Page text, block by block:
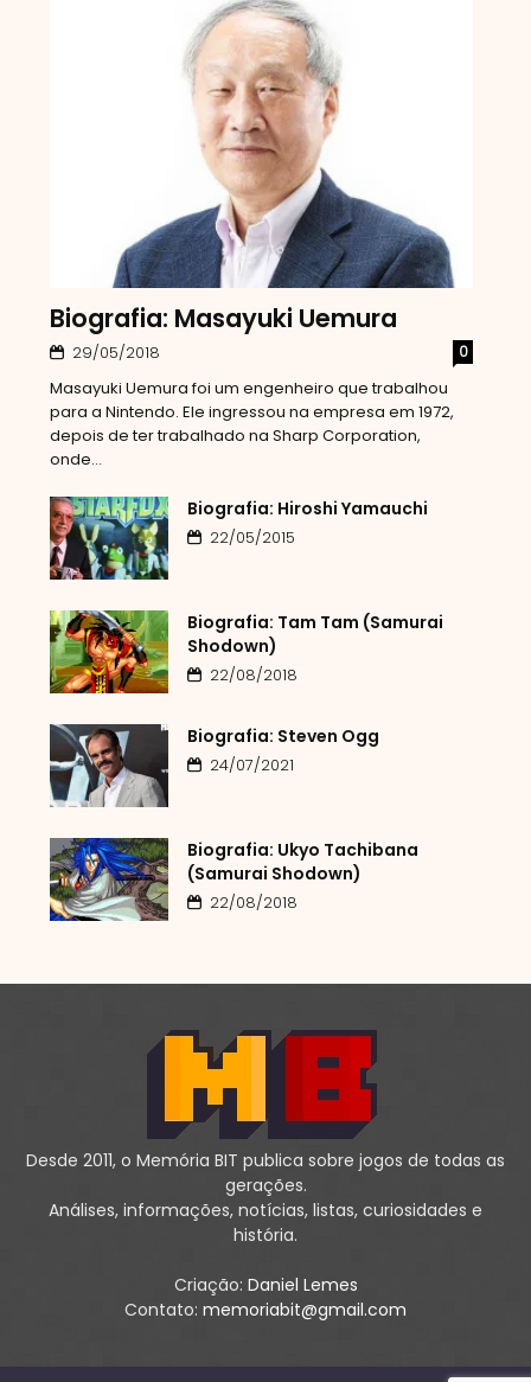
Biografia: Masayuki Uemura
29/05/2018
0
Masayuki Uemura foi um engenheiro que trabalhou
para a Nintendo. Ele ingressou na empresa em 1972,
depois de ter trabalhado na Sharp Corporation,
onde...
Biografia: Hiroshi Yamauchi
22/05/2015
Biografia: Tam Tam (Samurai
Shodown)
22/08/2018
Biografia: Steven Ogg
24/07/2021
Biografia: Ukyo Tachibana
(Samurai Shodown)
22/08/2018
Desde 2011, o Memória BIT publica sobre jogos de todas as
gerações.
Análises, informações, notícias, listas, curiosidades e
história.
Criação: Daniel Lemes
Contato: memoriabit@gmail.com